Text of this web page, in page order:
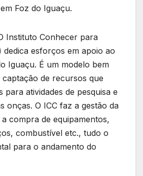
Foz do Iguaçu.
Instituto Conhecer para
dedica esforços em apoio ao
Iguaçu. É um modelo bem
de recursos que
para atividades de pesquisa e
onças. O ICC faz a gestão da
compra de equipamentos,
combustível etc., tudo o
para o andamento do